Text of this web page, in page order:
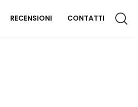
RECENSIONI CONTATTI